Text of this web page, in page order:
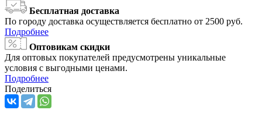
Бесплатная доставка
По городу доставка осуществляется бесплатно от 2500 руб.
Подробнее
Оптовикам скидки
Для оптовых покупателей предусмотрены уникальные
условия с выгодными ценами.
Подробнее
Поделиться